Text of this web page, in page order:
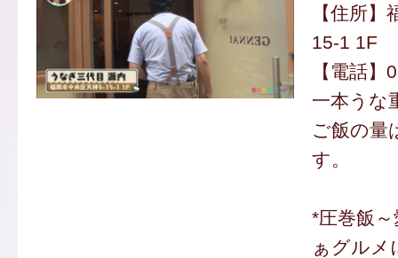
【住所
15-1 1F
【電話
一本うな
ご飯の量
す。
*圧巻飯
ぁグルメ